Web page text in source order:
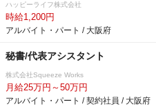
ハッピーライフ株式会社
時給1,200円
アルバイト・パート / 大阪府
秘書/代表アシスタント
株式会社Squeeze Works
月給25万円～50万円
アルバイト・パート / 契約社員 / 大阪府